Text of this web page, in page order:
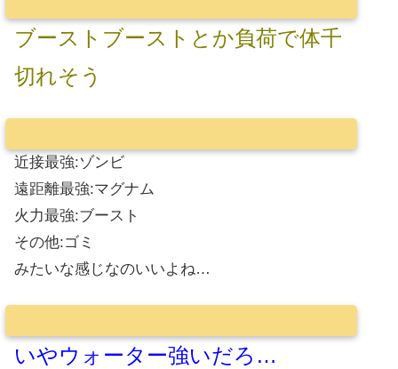
ブーストブーストとか負荷で体千
切れそう
近接最強:ゾンビ
遠距離最強:マグナム
火力最強:ブースト
その他:ゴミ
みたいな感じなのいいよね…
いやウォーター強いだろ…